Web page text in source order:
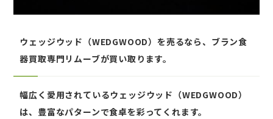
ウェッジウッド（WEDGWOOD）を売るなら、ブラン食
器買取専門リムーブが買い取ります。
幅広く愛用されているウェッジウッド（WEDGWOOD）
は、豊富なパターンで食卓を彩ってくれます。